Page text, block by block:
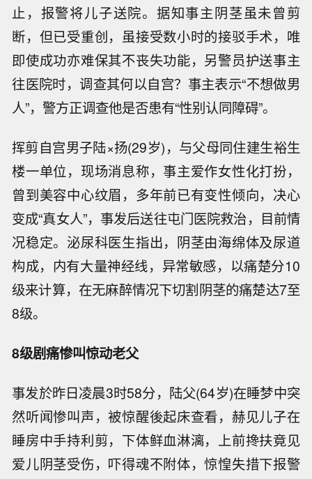
止，报警将儿子送院。据知事主阴茎虽未曾剪
断，但已受重创，虽接受数小时的接驳手术，唯
即使成功亦难保其不丧失功能，另警员护送事主
往医院时，调查其何以自宫？事主表示“不想做男
人”，警方正调查他是否患有“性别认同障碍”。
挥剪自宫男子陆×扬(29岁)，与父母同住建生裕生
楼一单位，现场消息称，事主爱作女性化打扮，
曾到美容中心纹眉，多年前已有变性倾向，决心
变成“真女人”，事发后送往屯门医院救治，目前情
况稳定。泌尿科医生指出，阴茎由海绵体及尿道
构成，内有大量神经线，异常敏感，以痛楚分10
级来计算，在无麻醉情况下切割阴茎的痛楚达7至
8级。
8级剧痛惨叫惊动老父
事发於昨日凌晨3时58分，陆父(64岁)在睡梦中突
然听闻惨叫声，被惊醒後起床查看，赫见儿子在
睡房中手持利剪，下体鲜血淋漓，上前搀扶竟见
爱儿阴茎受伤，吓得魂不附体，惊惶失措下报警